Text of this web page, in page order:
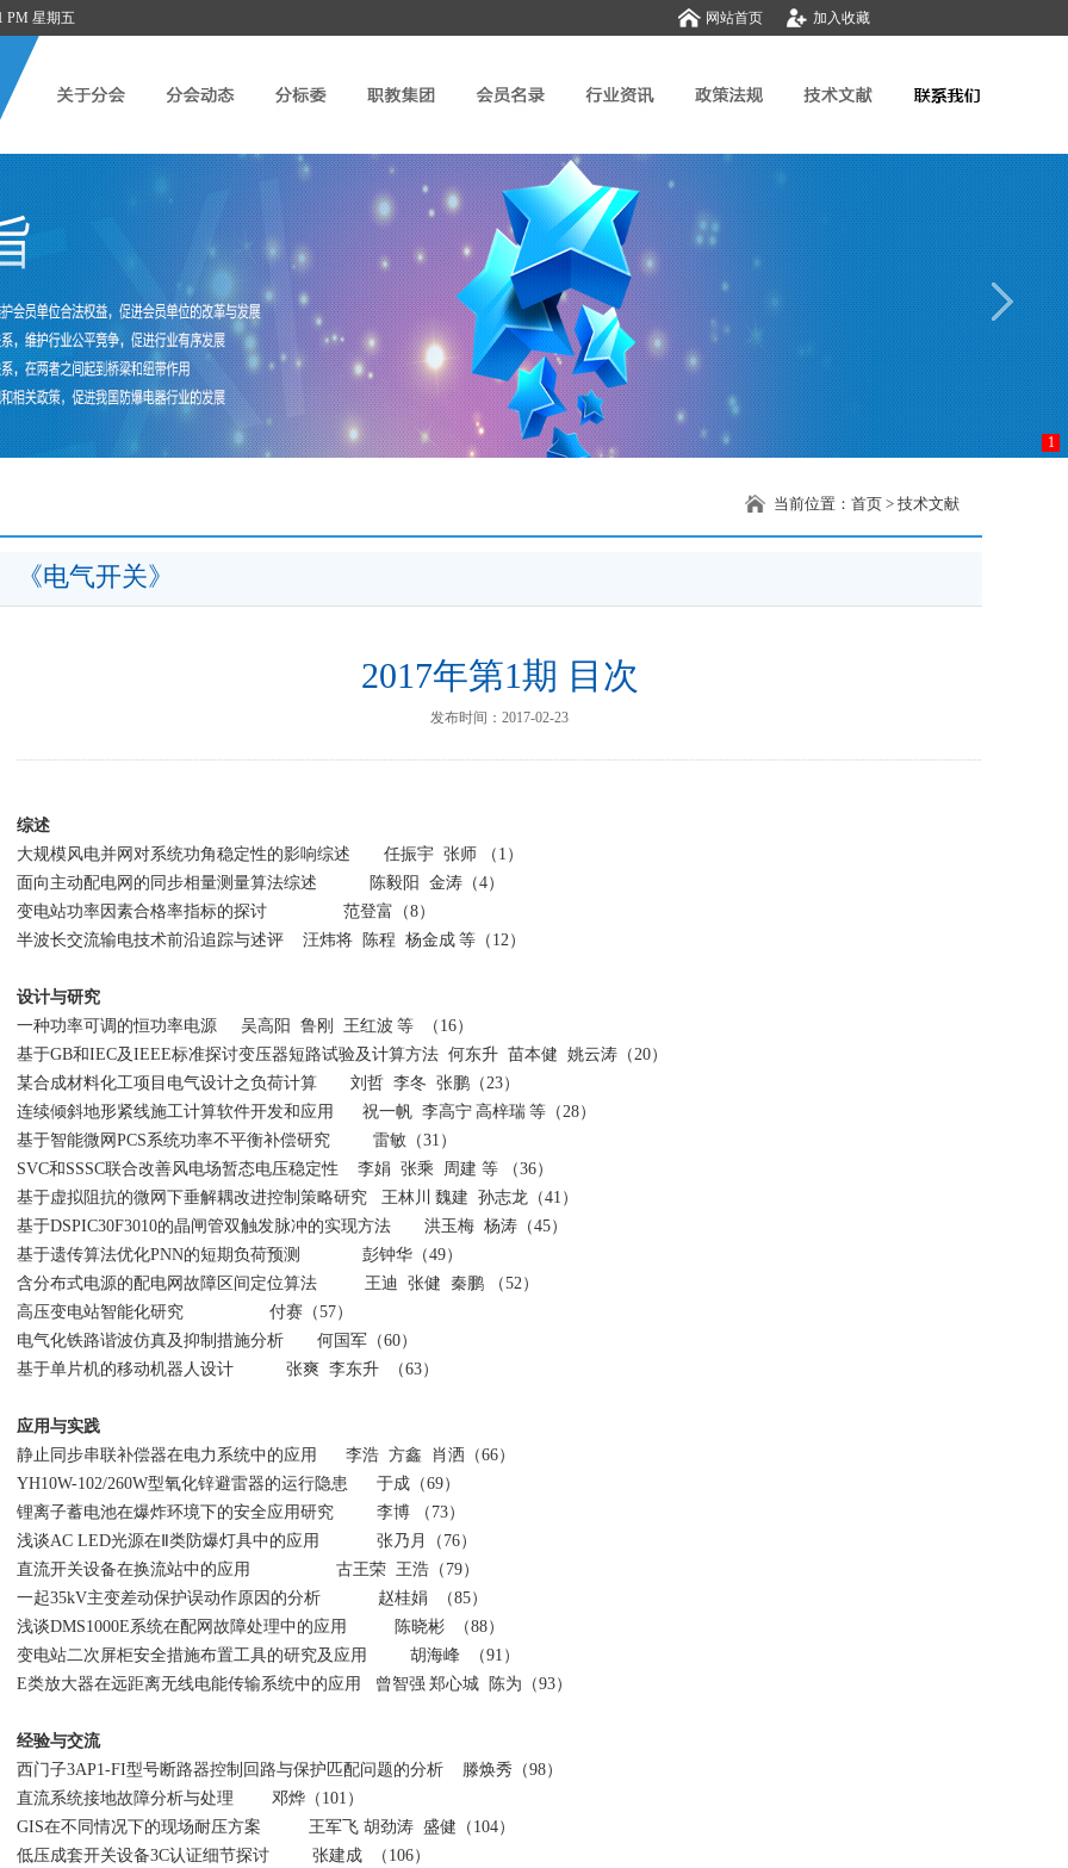
PM 星期五 网站首页 加入收藏
1
防爆电器分技术委员会...
当前位置： 首页 > 技术文献
《电气开关》
2017年第1期 目次
发布时间：2017-02-23
综述
大规模风电并网对系统功角稳定性的影响综述 任振宇 张师 （ 1）
面向主动配电网的同步相量测量算法综述
陈毅阳 金涛 （4）
变电站功率因素合格率指标的探讨 范登富 （8）
半波长交流输电技术前沿追踪与述评 汪炜将 陈程 杨金成 等 （12）
设计与研究
一种功率可调的恒功率电源
吴高阳 鲁刚 王红波 等 （16）
基于GB和IEC及IEEE标准探讨变压器短路试验及计算方法 何东升 苗本健 姚云涛 （20）
某合成材料化工项目电气设计之负荷计算 刘哲 李冬 张鹏 （23）
连续倾斜地形紧线施工计算软件开发和应用 祝一帆 李高宁 高梓瑞 等 （28）
基于智能微网 PCS系统功率不平衡补偿研究 雷敏 （31）
SVC和 SSSC联合改善风电场暂态电压稳定性 李娟 张乘 周建 等
（36）
基于虚拟阻抗的微网下垂解耦改进控制策略研究 王林川 魏建 孙志龙 （41）
基于DSPIC30F3010的晶闸管双触发脉冲的实现方法 洪玉梅 杨涛 （45）
基于遗传算法优化PNN的短期负荷预测 彭钟华 （49）
含分布式电源的配电网故障区间定位算法
王迪 张健 秦鹏 （52）
高压变电站智能化研究 付赛 （57）
电气化铁路谐波仿真及抑制措施分析 何国军（60）
基于单片机的移动机器人设计
张爽 李东升 （63）
应用与实践
静止同步串联补偿器在电力系统中的应用
李浩 方鑫 肖洒 （66）
YH10W-102/260W型氧化锌避雷器的运行隐患 于成 （69）
锂离子蓄电池在爆炸环境下的安全应用研究
李博 （73）
浅谈AC LED光源在Ⅱ类防爆灯具中的应用 张乃月
（76）
直流开关设备在换流站中的应用 古王荣 王浩 （79）
一起35kV主变差动保护误动作原因的分析 赵桂娟 （85）
浅谈DMS1000E系统在配网故障处理中的应用 陈晓彬 （88）
变电站二次屏柜安全措施布置工具的研究及应用 胡海峰 （91 ）
E类放大器在远距离无线电能传输系统中的应用 曾智强 郑心城 陈为 （93）
经验与交流
西门子3AP1-FI型号断路器控制回路与保护匹配问题的分析 滕焕秀 （98）
直流系统接地故障分析与处理 邓烨 （101 ）
GIS在不同情况下的现场耐压方案 王军飞 胡劲涛 盛健（ 104）
低压成套开关设备3C认证细节探讨 张建成 （ 106）